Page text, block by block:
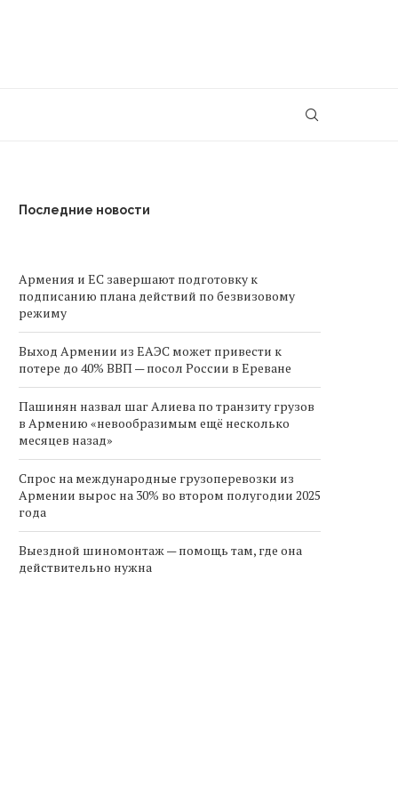
Последние новости
Армения и ЕС завершают подготовку к
подписанию плана действий по безвизовому
режиму
Выход Армении из ЕАЭС может привести к
потере до 40% ВВП — посол России в Ереване
Пашинян назвал шаг Алиева по транзиту грузов
в Армению «невообразимым ещё несколько
месяцев назад»
Спрос на международные грузоперевозки из
Армении вырос на 30% во втором полугодии 2025
года
Выездной шиномонтаж — помощь там, где она
действительно нужна